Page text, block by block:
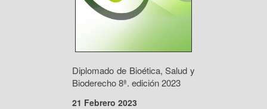
Diplomado de Bioética, Salud y
Bioderecho 8ª. edición 2023
21 Febrero 2023